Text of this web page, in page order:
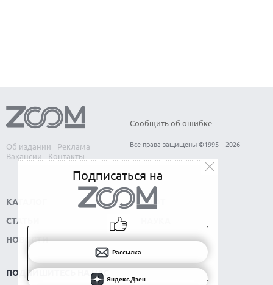
Об издании
Реклама
Вакансии
Контакты
Сообщить об ошибке
Все права защищены ©1995 – 2026
КАТАЛОГ
СТАТЬИ
НОВОСТИ
СОФТ
ПОДПИШИТЕСЬ НА НАС
Подписаться на
Рассылка
Яндекс.Дзен